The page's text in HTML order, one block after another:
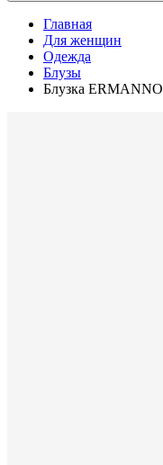
Главная
Для женщин
Одежда
Блузы
Блузка ERMANNO